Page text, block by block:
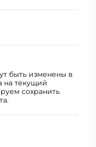
быть изменены в
на текущий
сохранить